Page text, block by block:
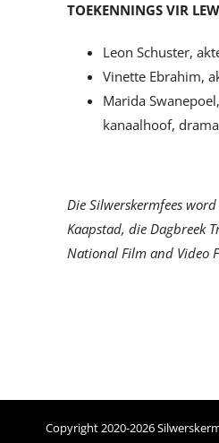
TOEKENNINGS VIR
Leon Schuster,
Vinette Ebrahim,
Marida
kanaalhoof,
Die Silwerskermfees
Kaapstad, die Dagbreek
National Film and Video
Copyright 2020-2026